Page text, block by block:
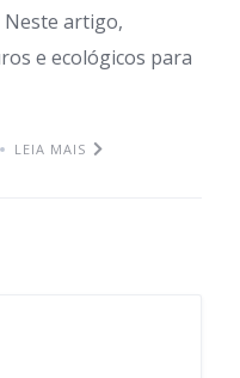
Neste artigo,
e ecológicos para
LEIA MAIS